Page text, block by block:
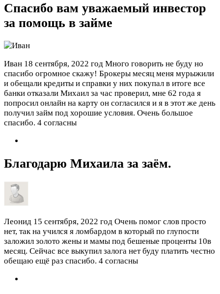
Спасибо вам уважаемый инвестор
за помощь в займе
Иван 18 сентября, 2022 год Много говорить не буду но
спасибо огромное скажу! Брокеры месяц меня мурыжили
и обещали кредиты и справки у них покупал в итоге все
банки отказали Михаил за час проверил, мне 62 года я
попросил онлайн на карту он согласился и я в этот же день
получил займ под хорошие условия. Очень большое
спасибо. 4 согласны
Благодарю Михаила за заём.
Леонид 15 сентября, 2022 год Очень помог слов просто
нет, так на учился я ломбардом в который по глупости
заложил золото жены и мамы под бешеные проценты 10в
месяц. Сейчас все выкупил залога нет буду платить честно
обещаю ещё раз спасибо. 4 согласны